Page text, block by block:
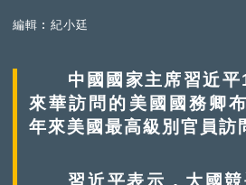
編輯︰紀小廷
中國國家主席習近平
來華訪問的美國國務卿
年來美國最高級別官員訪
習近平表示，大國競